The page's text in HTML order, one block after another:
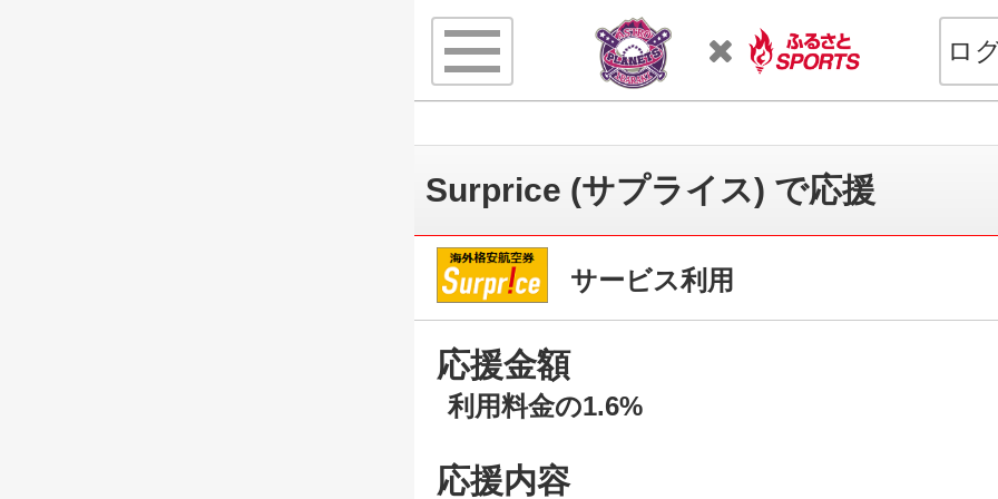
ロ
Surprice (サプライス) で応援
サービス利用
応援金額
利用料金の1.6%
応援内容